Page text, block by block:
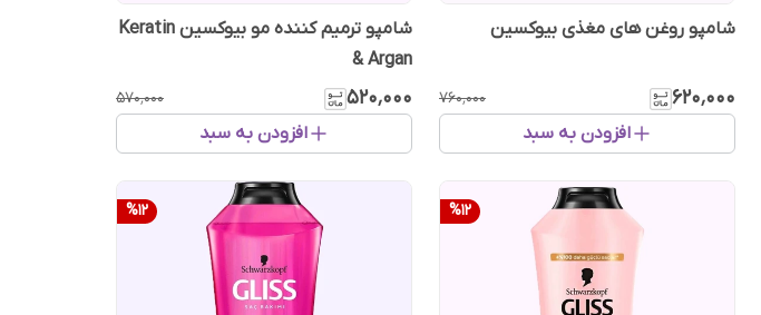
شامپو روغن های مغذی بیوکسین
۶۲۰٬۰۰۰ ۷۶۰٬۰۰۰
افزودن به سبد
شامپو ترمیم کننده مو بیوکسین Keratin
& Argan
۵۲۰٬۰۰۰ ۵۷۰٬۰۰۰
افزودن به سبد
%12
%12